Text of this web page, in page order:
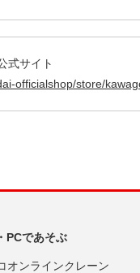
式サイト
officialshop/store/
PCであそぶ
オンラインクレーン